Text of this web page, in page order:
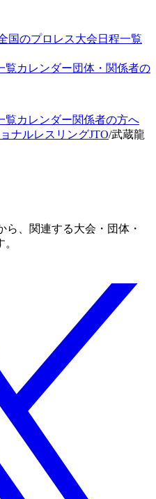
国のプロレス大会日程一覧
覧カレンダー団体・関係者の
覧カレンダー関係者の方へ
ナルレスリングJTO/武蔵龍
、関連する大会・団体・